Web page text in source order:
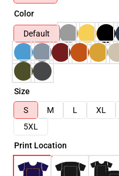
Color
Default
Size
S
M L XL
5XL
Print Location